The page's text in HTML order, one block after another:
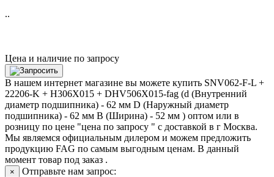
..
Цена и наличие по запросу
В нашем интернет магазине вы можете купить SNV062-F-L +
22206-K + H306X015 + DHV506X015-fag (d (Внутренний
диаметр подшипника) - 62 мм D (Наружный диаметр
подшипника) - 62 мм B (Ширина) - 52 мм ) оптом или в
розницу по цене "цена по запросу " с доставкой в г Москва.
Мы являемся официальным дилером и можем предложить
продукцию FAG по самым выгодным ценам. В данный
момент товар под заказ .
×
Отправьте нам запрос: